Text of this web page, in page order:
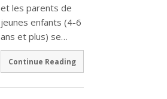
et les parents de
jeunes enfants (4-6
ans et plus) se…
Continue Reading